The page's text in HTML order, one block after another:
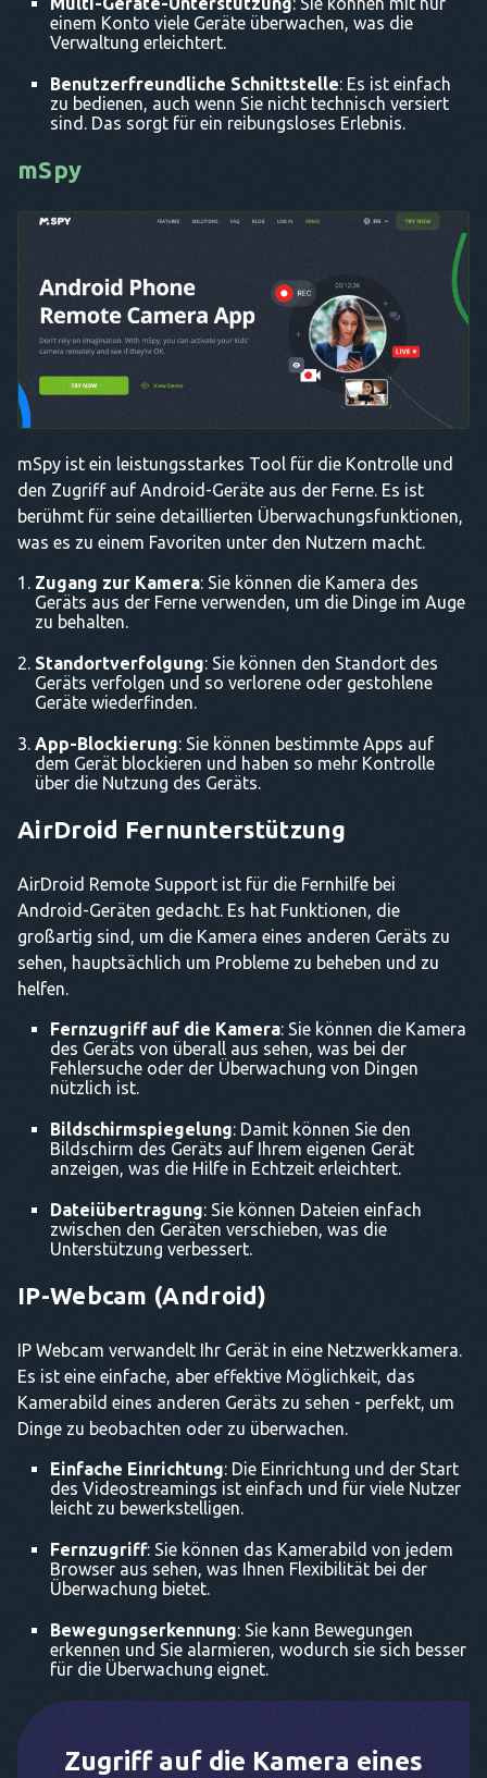
einem Konto viele Geräte überwachen, was die
Verwaltung erleichtert.
Benutzerfreundliche Schnittstelle: Es ist einfach
zu bedienen, auch wenn Sie nicht technisch versiert
sind. Das sorgt für ein reibungsloses Erlebnis.
mSpy
mSpy ist ein leistungsstarkes Tool für die Kontrolle und
den Zugriff auf Android-Geräte aus der Ferne. Es ist
berühmt für seine detaillierten Überwachungsfunktionen,
was es zu einem Favoriten unter den Nutzern macht.
Zugang zur Kamera: Sie können die Kamera des
Geräts aus der Ferne verwenden, um die Dinge im Auge
zu behalten.
Standortverfolgung: Sie können den Standort des
Geräts verfolgen und so verlorene oder gestohlene
Geräte wiederfinden.
App-Blockierung: Sie können bestimmte Apps auf
dem Gerät blockieren und haben so mehr Kontrolle
über die Nutzung des Geräts.
AirDroid Fernunterstützung
AirDroid Remote Support ist für die Fernhilfe bei
Android-Geräten gedacht. Es hat Funktionen, die
großartig sind, um die Kamera eines anderen Geräts zu
sehen, hauptsächlich um Probleme zu beheben und zu
helfen.
Fernzugriff auf die Kamera: Sie können die Kamera
des Geräts von überall aus sehen, was bei der
Fehlersuche oder der Überwachung von Dingen
nützlich ist.
Bildschirmspiegelung: Damit können Sie den
Bildschirm des Geräts auf Ihrem eigenen Gerät
anzeigen, was die Hilfe in Echtzeit erleichtert.
Dateiübertragung: Sie können Dateien einfach
zwischen den Geräten verschieben, was die
Unterstützung verbessert.
IP-Webcam (Android)
IP Webcam verwandelt Ihr Gerät in eine Netzwerkkamera.
Es ist eine einfache, aber effektive Möglichkeit, das
Kamerabild eines anderen Geräts zu sehen - perfekt, um
Dinge zu beobachten oder zu überwachen.
Einfache Einrichtung: Die Einrichtung und der Start
des Videostreamings ist einfach und für viele Nutzer
leicht zu bewerkstelligen.
Fernzugriff: Sie können das Kamerabild von jedem
Browser aus sehen, was Ihnen Flexibilität bei der
Überwachung bietet.
Bewegungserkennung: Sie kann Bewegungen
erkennen und Sie alarmieren, wodurch sie sich besser
für die Überwachung eignet.
Zugriff auf die Kamera eines